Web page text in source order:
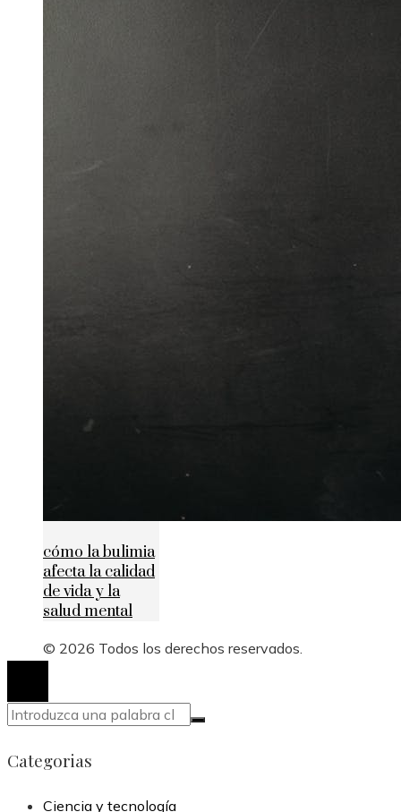
cómo la bulimia
afecta la calidad
de vida y la
salud mental
© 2026 Todos los derechos reservados.
Categorias
Ciencia y tecnología